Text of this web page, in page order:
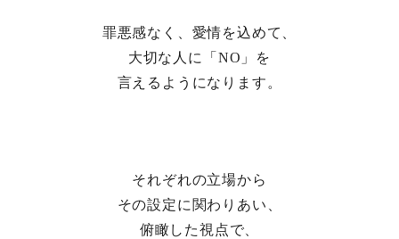
罪悪感なく、愛情を込めて、
大切な人に
「NO」を
言えるようになります。
それぞれの立場から
その設定に関わりあい、
俯瞰した視点で、